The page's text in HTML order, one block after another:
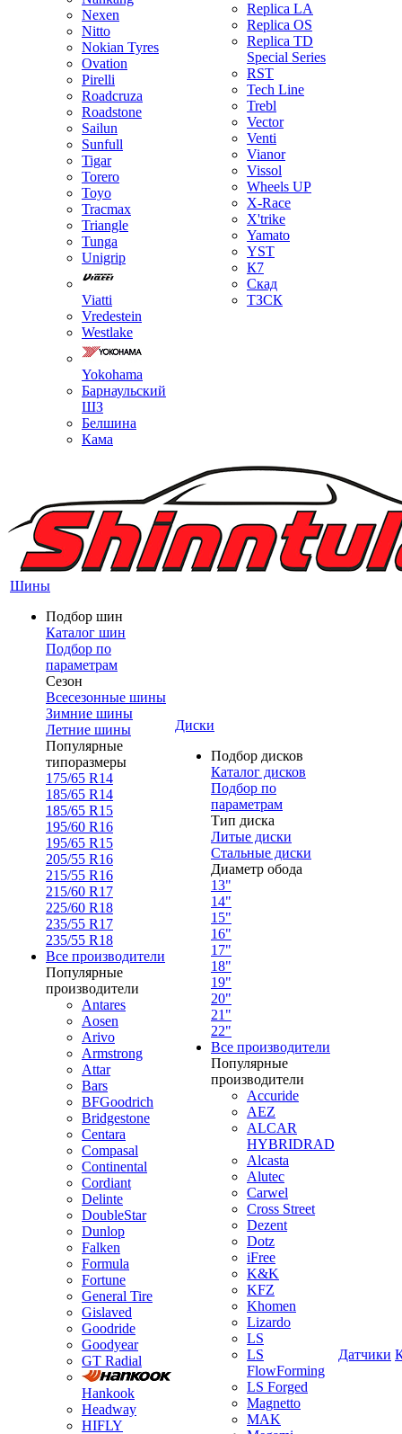
Nexen
Nitto
Nokian Tyres
Ovation
Pirelli
Roadcruza
Roadstone
Sailun
Sunfull
Tigar
Torero
Toyo
Tracmax
Triangle
Tunga
Unigrip
Viatti
Vredestein
Westlake
Yokohama
Барнаульский
ШЗ
Белшина
Кама
Replica LA
Replica OS
Replica TD
Special Series
RST
Tech Line
Trebl
Vector
Venti
Vianor
Vissol
Wheels UP
X-Race
X'trike
Yamato
YST
К7
Скад
ТЗСК
Шины
Подбор шин
Каталог шин
Подбор по
параметрам
Сезон
Всесезонные шины
Зимние шины
Летние шины
Популярные
типоразмеры
175/65 R14
185/65 R14
185/65 R15
195/60 R16
195/65 R15
205/55 R16
215/55 R16
215/60 R17
225/60 R18
235/55 R17
235/55 R18
Все производители
Популярные
производители
Antares
Aosen
Arivo
Armstrong
Attar
Bars
BFGoodrich
Bridgestone
Centara
Compasal
Continental
Cordiant
Delinte
DoubleStar
Dunlop
Falken
Formula
Fortune
General Tire
Gislaved
Goodride
Goodyear
GT Radial
Hankook
Headway
HIFLY
Диски
Подбор дисков
Каталог дисков
Подбор по
параметрам
Тип диска
Литые диски
Стальные диски
Диаметр обода
13"
14"
15"
16"
17"
18"
19"
20"
21"
22"
Все производители
Популярные
производители
Accuride
AEZ
ALCAR
HYBRIDRAD
Alcasta
Alutec
Carwel
Cross Street
Dezent
Dotz
iFree
K&K
KFZ
Khomen
Lizardo
LS
LS
FlowForming
LS Forged
Magnetto
MAK
Датчики